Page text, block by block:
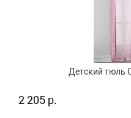
Детский тюль
2 205 р.